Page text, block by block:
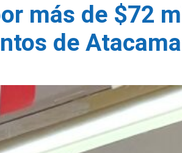
más de $72
de Atacama